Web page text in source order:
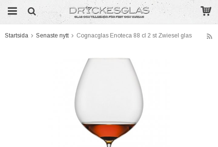
Startsida Senaste nytt Cognacglas Enoteca 88 cl 2 st Zwiesel glas